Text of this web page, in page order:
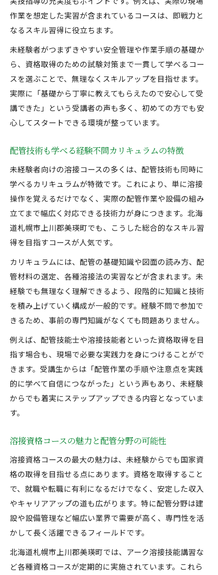
作業を想定した実習が含まれているコースは、即戦力と
なるスキル習得に役立ちます。
未経験者がつまずきやすい安全管理や作業手順の基礎か
ら、資格取得のための試験対策まで一貫して学べるコー
スを選ぶことで、無理なくスキルアップを目指せます。
実際に「基礎から丁寧に教えてもらえたので安心して受
講できた」という受講者の声も多く、初めての方でも安
心してスタートできる環境が整っています。
配管技術も学べる経験不問カリキュラムの特徴
未経験者向けの溶接コースの多くは、配管技術も同時に
学べるカリキュラムが特徴です。これにより、単に溶接
操作を覚えるだけでなく、実際の配管作業や設備の組み
立てまで幅広く対応できる技術力が身につきます。北海
道札幌市上川郡美瑛町でも、こうした総合的なスキル習
得を目指すコースが人気です。
カリキュラムには、配管の基礎知識や図面の読み方、配
管材料の選定、各種溶接法の実習などが含まれます。未
経験でも無理なく理解できるよう、段階的に知識と技術
を積み上げていく構成が一般的です。経験不問で参加で
きるため、事前の専門知識がなくても問題ありません。
例えば、配管技能士や溶接技能者といった資格取得を目
指す場合も、現場で必要な実践力を身につけることがで
きます。受講生からは「配管作業の手順や注意点を実践
的に学べて自信につながった」という声もあり、未経験
からでも着実にステップアップできる内容となっていま
す。
溶接資格コースの魅力と配管分野の可能性
溶接資格コースの最大の魅力は、未経験からでも国家資
格の取得を目指せる点にあります。資格を取得すること
で、就職や転職に有利になるだけでなく、安定した収入
やキャリアアップの道も広がります。特に配管分野は建
設や設備管理など幅広い業界で需要が高く、専門性を活
かして長く活躍できるフィールドです。
北海道札幌市上川郡美瑛町では、アーク溶接技能講習な
ど各種資格コースが定期的に実施されています。これら